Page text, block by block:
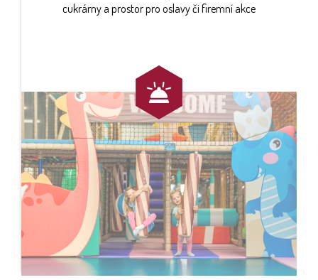
cukrárny a prostor pro oslavy či firemní akce